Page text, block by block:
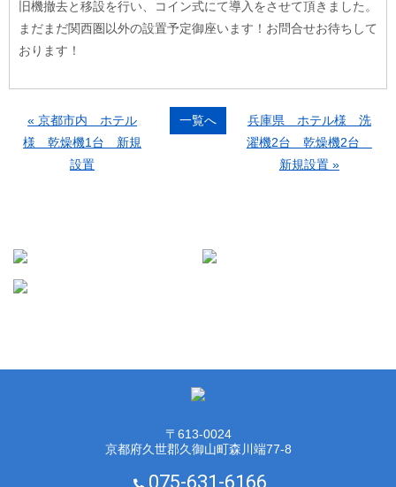
旧機撤去と移設を行い、コイン式にて導入をさせて頂きました。
まだまだ関西圏以外の設置予定御座います！お問合せお待ちして
おります！
« 京都市内 ホテル
様 乾燥機1台 新規
設置
一覧へ
兵庫県 ホテル様 洗
濯機2台 乾燥機2台
新規設置 »
〒613-0024
京都府久世郡久御山町森川端77-8
075-631-6166